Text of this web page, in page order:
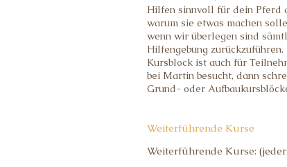
Hilfen sinnvoll für dein Pferd
warum sie etwas machen
wenn wir überlegen sind
Hilfengebung
Kursblock ist auch für
bei Martin besucht, dann
Grund- oder
Weiterführende Kurse
Weiterführende Kurse: